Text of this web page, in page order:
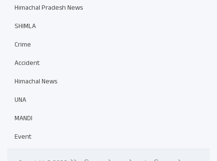
Himachal Pradesh News
SHIMLA
Crime
Accident
Himachal News
UNA
MANDI
Event